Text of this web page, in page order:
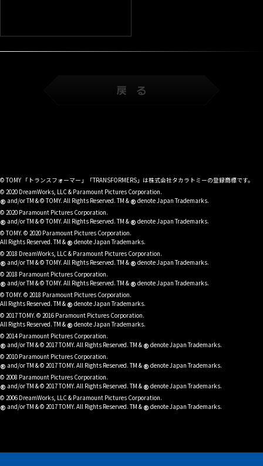
© TOMY 「トランスフォーマー」「TRANSFORMERS」は株式会社タカラトミーの登録商標です。
© 2020 DreamWorks, LLC & Paramount Pictures Corporation.
® and/or TM & © TOMY. All Rights Reserved. TM & ® denote Japan Trademarks.
© 2020 Paramount Pictures Corporation.
® and/or TM & © TOMY. All Rights Reserved. TM & ® denote Japan Trademarks.
© TOMY. © 2020 Paramount Pictures Corporation.
All Rights Reserved. TM & ® denote Japan Trademarks.
© 2018 DreamWorks, LLC & Paramount Pictures Corporation.
® and/or TM & © TOMY. All Rights Reserved. TM & ® denote Japan Trademarks.
© 2018 Paramount Pictures Corporation.
® and/or TM & © TOMY. All Rights Reserved. TM & ® denote Japan Trademarks.
© TOMY. © 2018 Paramount Pictures Corporation.
All Rights Reserved. TM & ® denote Japan Trademarks.
© 2017 TOMY. © 2016 Paramount Pictures Corporation.
All Rights Reserved. TM & ® denote Japan Trademarks.
© 2014 Paramount Pictures Corporation.
® and/or TM & © 2017 TOMY. All Rights Reserved. TM & ® denote Japan Trademarks.
© 2010 Paramount Pictures Corporation.
® and/or TM & © 2017 TOMY. All Rights Reserved. TM & ® denote Japan Trademarks.
© 2008 Paramount Pictures Corporation.
® and/or TM & © 2017 TOMY. All Rights Reserved. TM & ® denote Japan Trademarks.
© 2006 DreamWorks, LLC & Paramount Pictures Corporation.
® and/or TM & © 2017 TOMY. All Rights Reserved. TM & ® denote Japan Trademarks.